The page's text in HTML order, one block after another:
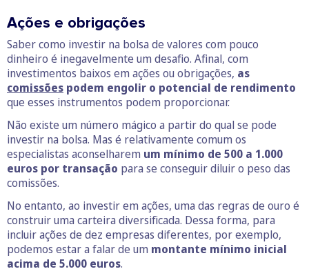
Ações e obrigações
Saber como investir na bolsa de valores com pouco
dinheiro é inegavelmente um desafio. Afinal, com
investimentos baixos em ações ou obrigações, as
comissões podem engolir o potencial de rendimento
que esses instrumentos podem proporcionar.
Não existe um número mágico a partir do qual se pode
investir na bolsa. Mas é relativamente comum os
especialistas aconselharem um mínimo de 500 a 1.000
euros por transação para se conseguir diluir o peso das
comissões.
No entanto, ao investir em ações, uma das regras de ouro é
construir uma carteira diversificada. Dessa forma, para
incluir ações de dez empresas diferentes, por exemplo,
podemos estar a falar de um montante mínimo inicial
acima de 5.000 euros.